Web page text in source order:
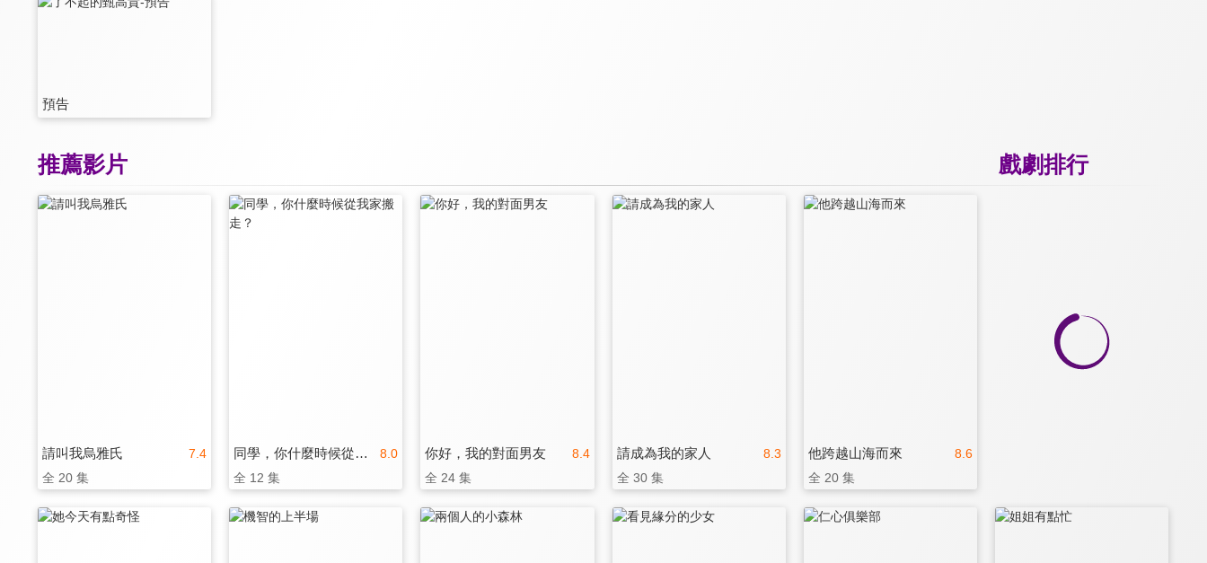
預告
戲劇排行
推薦影片
7.4
請叫我烏雅氏
全 20 集
8.0
同學，你什麼時候從我家搬走？
全 12 集
8.4
你好，我的對面男友
全 24 集
8.3
請成為我的家人
全 30 集
8.6
他跨越山海而來
全 20 集